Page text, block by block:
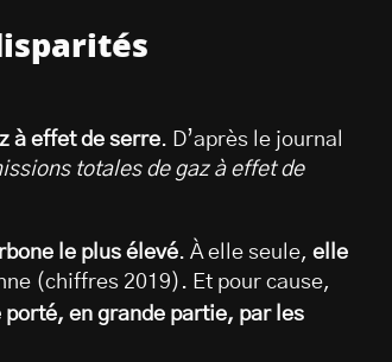
à effet de serre. D’après le journal
totales de gaz à effet de
le plus élevé. À elle seule, elle
(chiffres 2019). Et pour cause,
porté, en grande partie, par les